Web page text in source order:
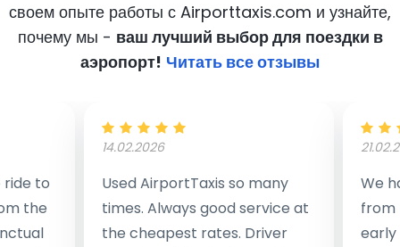
своем опыте работы с Airporttaxis.com и узнайте,
почему мы - ваш лучший выбор для поездки в
аэропорт! Читать все отзывы
to
the
14.02.2026
Used AirportTaxis so many
times. Always good service at
the cheapest rates. Driver
We
from
early